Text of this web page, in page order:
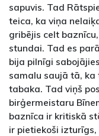
sapuvis. Tad
teica, ka viņa
gribējis celt
stundai. Tad es
bija pilnīgi
samalu saujā tā,
tabaka. Tad viņš
birģermeistaru
baznīca ir kritiskā
ir pietiekoši